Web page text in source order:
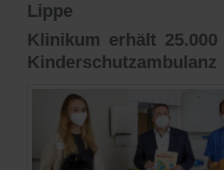
Lippe
Klinikum erhält
Kinderschutzambulanz